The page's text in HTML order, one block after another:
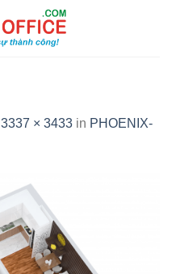
3337 × 3433 in PHOENIX-